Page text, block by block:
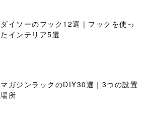
ダイソーのフック12選｜フックを使っ
たインテリア5選
マガジンラックのDIY30選｜3つの設置
場所